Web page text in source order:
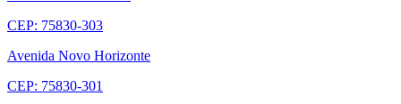
CEP: 75830-303
Avenida Novo Horizonte
CEP: 75830-301